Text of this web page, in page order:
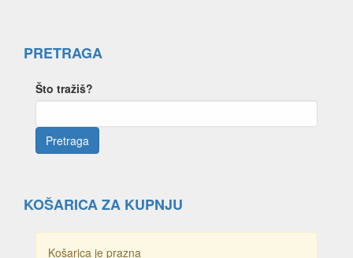
PRETRAGA
Što tražiš?
KOŠARICA ZA KUPNJU
Košarica je prazna